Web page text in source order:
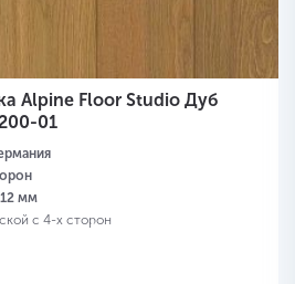
Alpine Floor Studio Дуб
01
мм
с 4-х сторон